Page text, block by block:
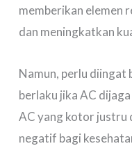
memberikan elemen
dan meningkatkan
Namun, perlu diingat
berlaku jika AC
AC yang kotor justru
negatif bagi